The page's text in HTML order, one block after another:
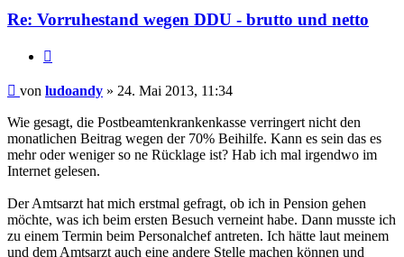
Re: Vorruhestand wegen DDU - brutto und netto
Beitrag
von ludoandy » 24. Mai 2013, 11:34
Wie gesagt, die Postbeamtenkrankenkasse verringert nicht den
monatlichen Beitrag wegen der 70% Beihilfe. Kann es sein das es
mehr oder weniger so ne Rücklage ist? Hab ich mal irgendwo im
Internet gelesen.
Der Amtsarzt hat mich erstmal gefragt, ob ich in Pension gehen
möchte, was ich beim ersten Besuch verneint habe. Dann musste ich
zu einem Termin beim Personalchef antreten. Ich hätte laut meinem
und dem Amtsarzt auch eine andere Stelle machen können und